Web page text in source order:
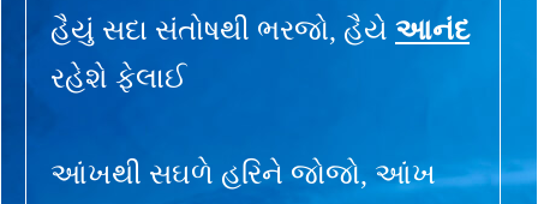
હૈયું સદા સંતોષથી ભરજો, હૈયે આનંદ
રહેશે ફેલાઈ
આંખથી સઘળે હરિને જોજો, આંખ